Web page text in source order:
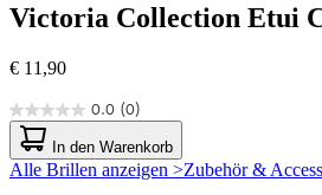
Victoria Collection Etui
€ 11,90
0.0 (0)
0.0
von
5
Sternen.
In den Warenkorb
Alle Brillen anzeigen >Zubehör &